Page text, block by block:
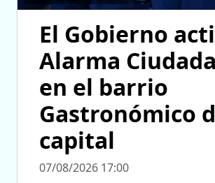
El Gobierno
Alarma
en el barrio
Gastronómico
capital
07/08/2026 17:00